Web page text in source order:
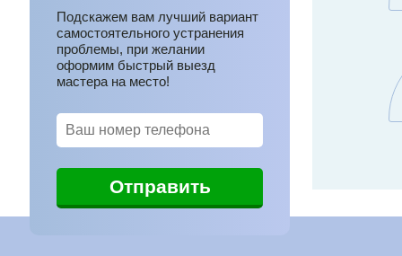
Подскажем вам лучший вариант
самостоятельного устранения
проблемы, при желании
оформим быстрый выезд
мастера на место!